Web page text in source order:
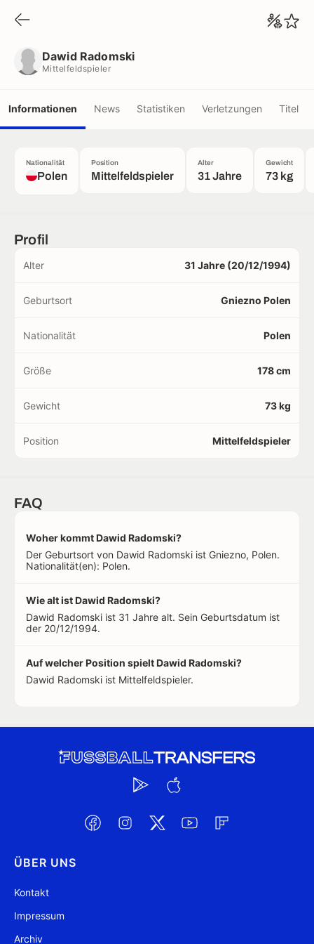
Dawid Radomski
Mittelfeldspieler
Informationen News Statistiken Verletzungen Titel
Nationalität
Polen
Position
Mittelfeldspieler
Alter
31 Jahre
Gewicht
73 kg
Profil
Alter 31 Jahre (20/12/1994)
Geburtsort Gniezno Polen
Nationalität Polen
Größe 178 cm
Gewicht 73 kg
Position Mittelfeldspieler
FAQ
Woher kommt Dawid Radomski?
Der Geburtsort von Dawid Radomski ist Gniezno, Polen.
Nationalität(en): Polen.
Wie alt ist Dawid Radomski?
Dawid Radomski ist 31 Jahre alt. Sein Geburtsdatum ist
der 20/12/1994.
Auf welcher Position spielt Dawid Radomski?
Dawid Radomski ist Mittelfeldspieler.
ÜBER UNS
Kontakt
Impressum
Archiv